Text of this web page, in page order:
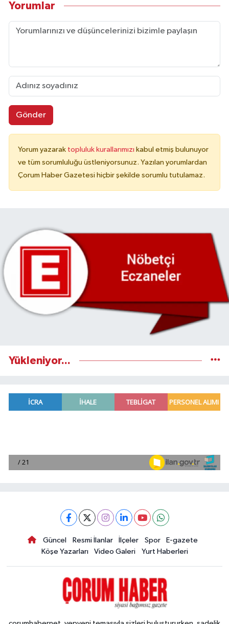
Yorumlar
Gönder
Yorum yazarak topluluk kurallarımızı kabul etmiş bulunuyor
ve tüm sorumluluğu üstleniyorsunuz. Yazılan yorumlardan
Çorum Haber Gazetesi hiçbir şekilde sorumlu tutulamaz.
Yükleniyor...
Güncel Resmi İlanlar İlçeler Spor
E-gazete
Köşe Yazarları
Video Galeri Yurt Haberleri